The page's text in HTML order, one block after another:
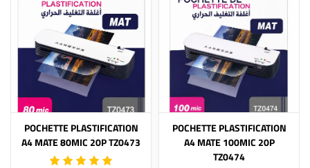
POCHETTE PLASTIFICATION
A4 MATE 100MIC 20P
TZ0474
POCHETTE PLASTIFICATION
A4 MATE 80MIC 20P TZ0473